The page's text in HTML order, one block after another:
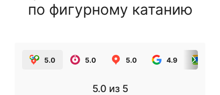
по фигурному катанию
5.0 5.0 5.0 4.9
5.0 из 5